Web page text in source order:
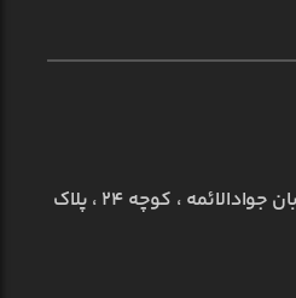
استان قم ، شهر قم ، خیابان جوادالائمه ، کوچه ۲۴ ، پلاک